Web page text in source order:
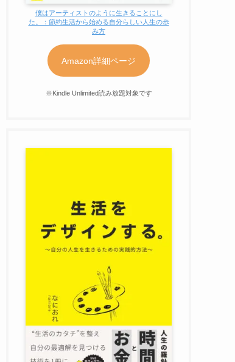
僕はアーティストのように生きることにし
た。：節約生活から始める自分らしい人生の歩
み方
Amazon詳細ページ
※Kindle Unlimited読み放題対象です